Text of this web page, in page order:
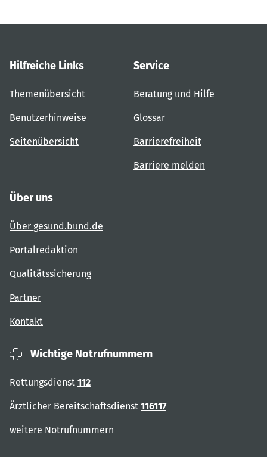
Hilfreiche Links
Themenübersicht
Benutzerhinweise
Seitenübersicht
Service
Beratung und Hilfe
Glossar
Barrierefreiheit
Barriere melden
Über uns
Über gesund.bund.de
Portalredaktion
Qualitätssicherung
Partner
Kontakt
Wichtige Notrufnummern
Rettungsdienst 112
Ärztlicher Bereitschaftsdienst 116117
weitere Notrufnummern